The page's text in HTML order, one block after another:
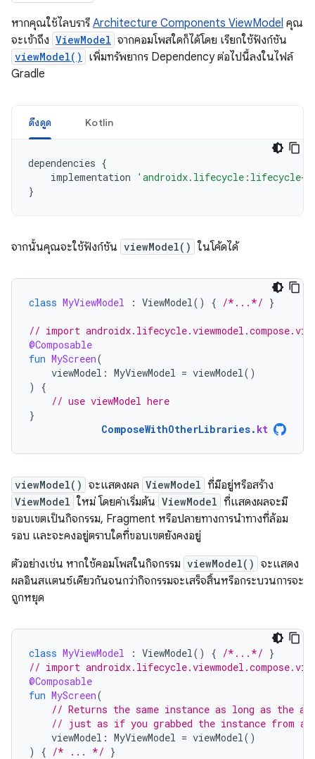
หากคุณใช้ไลบรารี Architecture Components ViewModel คุณ
จะเข้าถึง ViewModel จากคอมโพสใดก็ได้โดย เรียกใช้ฟังก์ชัน
viewModel()
เพิ่มทรัพยากร Dependency ต่อไปนี้ลงในไฟล์
Gradle
ดึงดูด Kotlin
dependencies {
implementation
'androidx.lifecycle:lifecycle-
}
จากนั้นคุณจะใช้ฟังก์ชัน viewModel() ในโค้ดได้
class MyViewModel : ViewModel() { /*...*/ }
// import
@Composable
fun MyScreen(
viewModel : MyViewModel = viewModel()
)
{
// use viewModel here
}
ComposeWithOtherLibraries. kt
viewModel() จะแสดงผล ViewModel ที่มีอยู่หรือสร้าง
ViewModel ใหม่ โดยค่าเริ่มต้น ViewModel ที่แสดงผลจะมี
ขอบเขตเป็นกิจกรรม, Fragment หรือปลายทางการนำทางที่ล้อม
รอบ และจะคงอยู่ตราบใดที่ขอบเขตยังคงอยู่
ตัวอย่างเช่น หากใช้คอมโพสในกิจกรรม viewModel() จะแสดง
ผลอินสแตนซ์เดียวกันจนกว่ากิจกรรมจะเสร็จสิ้นหรือกระบวนการจะ
ถูกหยุด
class MyViewModel : ViewModel() { /*...*/ }
// import
@Composable
fun MyScreen(
// Returns the same instance as long as the
// just as if you grabbed the instance from
viewModel : MyViewModel = viewModel()
)
{ /* ... */ }